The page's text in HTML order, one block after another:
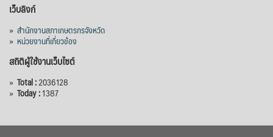
เว็บลิงก์
» สำนักงานสภาเกษตรกรจังหวัด
» หน่วยงานที่เกี่ยวข้อง
สถิติผู้ใช้งานเว็บไซต์
» Total :2036128
» Today :1387